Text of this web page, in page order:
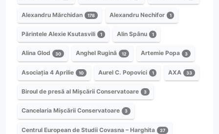
Alexandru Mărchidan 178 Alexandru Nechifor 1
Părintele Alexie Ksutasvili 1 Alin Spânu 1
Alina Glod 30 Anghel Rugină 12 Artemie Popa 3
Asociația 4 Aprilie 10 Aurel C. Popovici 1 AXA 33
Biroul de presă al Mișcării Conservatoare 3
Cancelaria Mișcării Conservatoare 3
Centrul European de Studii Covasna – Harghita 37